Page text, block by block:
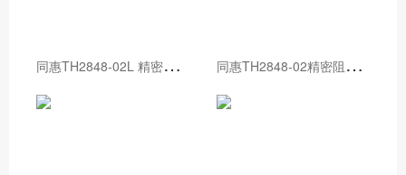
同
惠TH2848-02L 精密阻抗分析仪 同
惠TH2848-02精密阻抗分析仪